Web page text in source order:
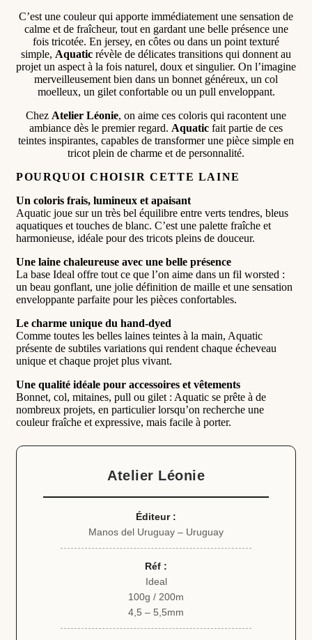
C’est une couleur qui apporte immédiatement une sensation de
calme et de fraîcheur, tout en gardant une belle présence une
fois tricotée. En jersey, en côtes ou dans un point texturé
simple, Aquatic révèle de délicates transitions qui donnent au
projet un aspect à la fois naturel, doux et singulier. On l’imagine
merveilleusement bien dans un bonnet généreux, un col
moelleux, un gilet confortable ou un pull enveloppant.
Chez Atelier Léonie, on aime ces coloris qui racontent une
ambiance dès le premier regard. Aquatic fait partie de ces
teintes inspirantes, capables de transformer une pièce simple en
tricot plein de charme et de personnalité.
POURQUOI CHOISIR CETTE LAINE
Un coloris frais, lumineux et apaisant
Aquatic joue sur un très bel équilibre entre verts tendres, bleus
aquatiques et touches de blanc. C’est une palette fraîche et
harmonieuse, idéale pour des tricots pleins de douceur.
Une laine chaleureuse avec une belle présence
La base Ideal offre tout ce que l’on aime dans un fil worsted :
un beau gonflant, une jolie définition de maille et une sensation
enveloppante parfaite pour les pièces confortables.
Le charme unique du hand-dyed
Comme toutes les belles laines teintes à la main, Aquatic
présente de subtiles variations qui rendent chaque écheveau
unique et chaque projet plus vivant.
Une qualité idéale pour accessoires et vêtements
Bonnet, col, mitaines, pull ou gilet : Aquatic se prête à de
nombreux projets, en particulier lorsqu’on recherche une
couleur fraîche et expressive, mais facile à porter.
Atelier Léonie
Éditeur :
Manos del Uruguay – Uruguay
Réf :
Ideal
100g / 200m
4,5 – 5,5mm